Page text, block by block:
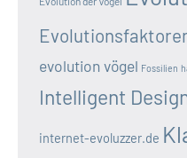
evolution vögel Fossilien
Intelligent
internet-evoluzzer.de